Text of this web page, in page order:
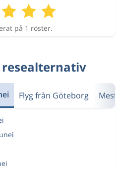
på 1 röster.
Flyg från Göteborg Mest